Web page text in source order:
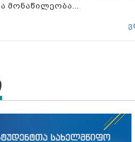
მონაწილეობა...